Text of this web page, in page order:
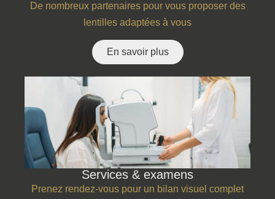
De nombreux partenaires pour vous proposer des
lentilles adaptées à vous
En savoir plus
Services & examens
Prenez rendez-vous pour un bilan visuel complet